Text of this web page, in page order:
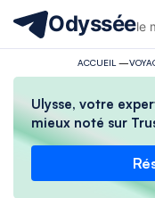
Odysséele
ACCUEIL —
Ulysse, votre
mieux noté sur